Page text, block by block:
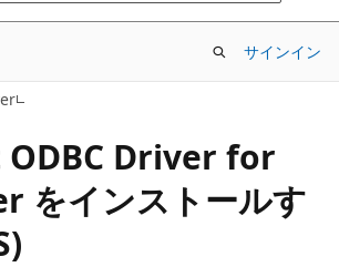
サインイン
Driver for
をインストールす